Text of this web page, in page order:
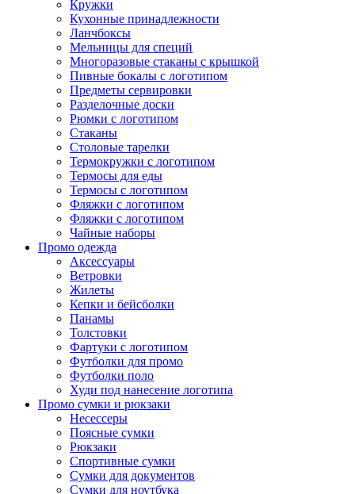
Кружки
Кухонные принадлежности
Ланчбоксы
Мельницы для специй
Многоразовые стаканы с крышкой
Пивные бокалы с логотипом
Предметы сервировки
Разделочные доски
Рюмки с логотипом
Стаканы
Столовые тарелки
Термокружки с логотипом
Термосы для еды
Термосы с логотипом
Фляжки с логотипом
Фляжки с логотипом
Чайные наборы
Промо одежда
Аксессуары
Ветровки
Жилеты
Кепки и бейсболки
Панамы
Толстовки
Фартуки с логотипом
Футболки для промо
Футболки поло
Худи под нанесение логотипа
Промо сумки и рюкзаки
Несессеры
Поясные сумки
Рюкзаки
Спортивные сумки
Сумки для документов
Сумки для ноутбука